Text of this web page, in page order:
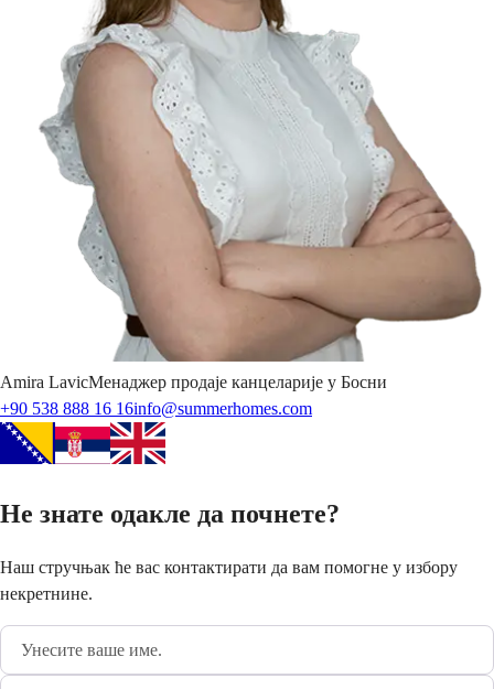
Amira LavicМенаджер продаје канцеларије у Босни
+90 538 888 16 16info@summerhomes.com
Не знате одакле да почнете?
Наш стручњак ће вас контактирати да вам помогне у избору
некретнине.